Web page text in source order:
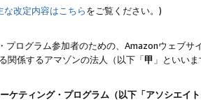
な改定内容はこちらをご覧ください。)
プログラム参加者のための、Amazonウェブサ
関係するアマゾンの法人（以下「甲 」といい
ケティング・プログラム（以下「アソシエイ